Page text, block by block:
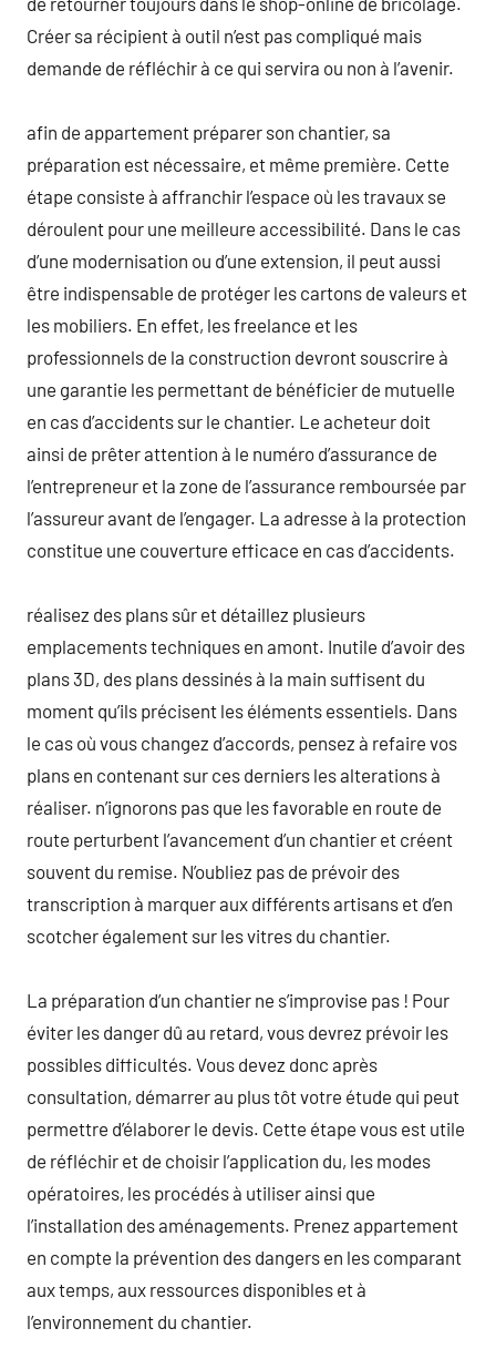
Créer sa récipient à outil n’est pas compliqué mais
demande de réfléchir à ce qui servira ou non à l’avenir.
afin de appartement préparer son chantier, sa
préparation est nécessaire, et même première. Cette
étape consiste à affranchir l’espace où les travaux se
déroulent pour une meilleure accessibilité. Dans le cas
d’une modernisation ou d’une extension, il peut aussi
être indispensable de protéger les cartons de valeurs et
les mobiliers. En effet, les freelance et les
professionnels de la construction devront souscrire à
une garantie les permettant de bénéficier de mutuelle
en cas d’accidents sur le chantier. Le acheteur doit
ainsi de prêter attention à le numéro d’assurance de
l’entrepreneur et la zone de l’assurance remboursée par
l’assureur avant de l’engager. La adresse à la protection
constitue une couverture efficace en cas d’accidents.
réalisez des plans sûr et détaillez plusieurs
emplacements techniques en amont. Inutile d’avoir des
plans 3D, des plans dessinés à la main suffisent du
moment qu’ils précisent les éléments essentiels. Dans
le cas où vous changez d’accords, pensez à refaire vos
plans en contenant sur ces derniers les alterations à
réaliser. n’ignorons pas que les favorable en route de
route perturbent l’avancement d’un chantier et créent
souvent du remise. N’oubliez pas de prévoir des
transcription à marquer aux différents artisans et d’en
scotcher également sur les vitres du chantier.
La préparation d’un chantier ne s’improvise pas ! Pour
éviter les danger dû au retard, vous devrez prévoir les
possibles difficultés. Vous devez donc après
consultation, démarrer au plus tôt votre étude qui peut
permettre d’élaborer le devis. Cette étape vous est utile
de réfléchir et de choisir l’application du, les modes
opératoires, les procédés à utiliser ainsi que
l’installation des aménagements. Prenez appartement
en compte la prévention des dangers en les comparant
aux temps, aux ressources disponibles et à
l’environnement du chantier.